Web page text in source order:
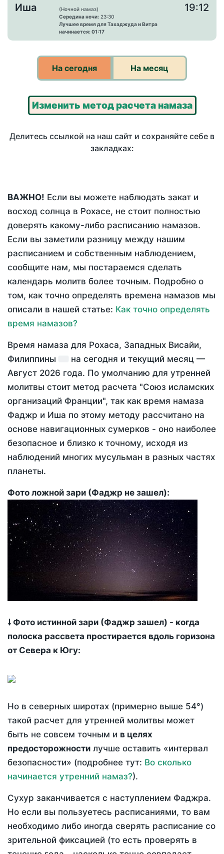
Иша
(Ночной намаз)
Середина ночи: 23:30
Лучшее время для Тахаджуда и Витра
начинается: 01:17
19:12
На сегодня На месяц
Изменить метод расчета намаза
Делитесь ссылкой на наш сайт и сохраняйте себе в
закладках:
ВАЖНО! Если вы можете наблюдать закат и
восход солнца в Рохасе, не стоит полностью
доверять какому-либо расписанию намазов.
Если вы заметили разницу между нашим
расписанием и собственным наблюдением,
сообщите нам, мы постараемся сделать
календарь молитв более точным. Подробно о
том, как точно определять времена намазов мы
описали в нашей статье: Как точно определять
время намазов?
Время намаза для Рохаса, Западных Висайи,
Филиппины
на сегодня и текущий месяц —
Август 2026 года. По умолчанию для утренней
молитвы стоит метод расчета "Союз исламских
организаций Франции", так как время намаза
Фаджр и Иша по этому методу рассчитано на
основе навигационных сумерков - оно наиболее
безопасное и близко к точному, исходя из
наблюдений многих мусульман в разных частях
планеты.
Фото ложной зари (Фаджр не зашел):
🠗 Фото истинной зари (Фаджр зашел) - когда
полоска рассвета простирается вдоль горизона
от Севера к Югу:
Но в северных широтах (примерно выше 54°)
такой расчет для утренней молитвы может
быть не совсем точным и в целях
предосторожности лучше оставить «интервал
безопасности» (подробнее тут: Во сколько
начинается утренний намаз?).
Сухур заканчивается с наступлением Фаджра.
Но если вы пользуетесь расписаниями, то вам
необходимо либо иногда сверять расписание со
зрительной фиксацией (то есть проверять в